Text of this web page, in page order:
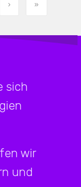
› »
sich
wir
und